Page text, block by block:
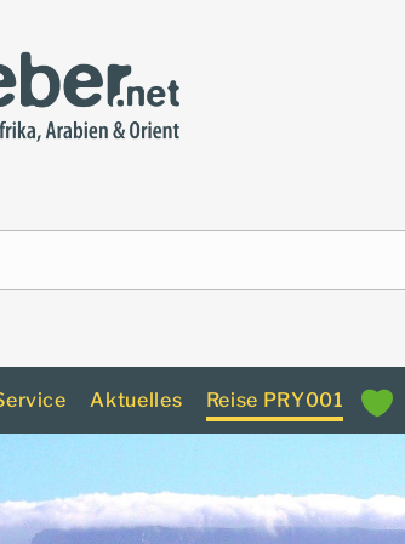
Aktuelles Reise PRY001